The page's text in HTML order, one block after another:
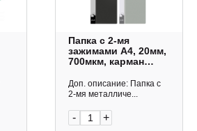
Папка с 2-мя
зажимами А4, 20мм,
700мкм, карман
PZ07C+C Бюрократ
Доп. описание: Папка с
2-мя металличе...
- +